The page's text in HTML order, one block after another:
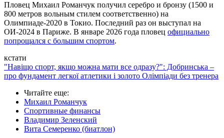
Пловец Михаил Романчук получил серебро и бронзу (1500 и
800 метров вольным стилем соответственно) на
Олимпиаде-2020 в Токио. Последний раз он выступал на
ОИ-2024 в Париже. В январе 2026 года пловец официально
попрощался с большим спортом.
кстати
"Навіщо спорт, якщо можна мати все одразу?": Добринська –
про фундамент легкої атлетики і золото Олімпіади без тренера
Читайте еще:
Михаил Романчук
Спортивные финансы
Владимир Зеленский
Вита Семеренко (биатлон)